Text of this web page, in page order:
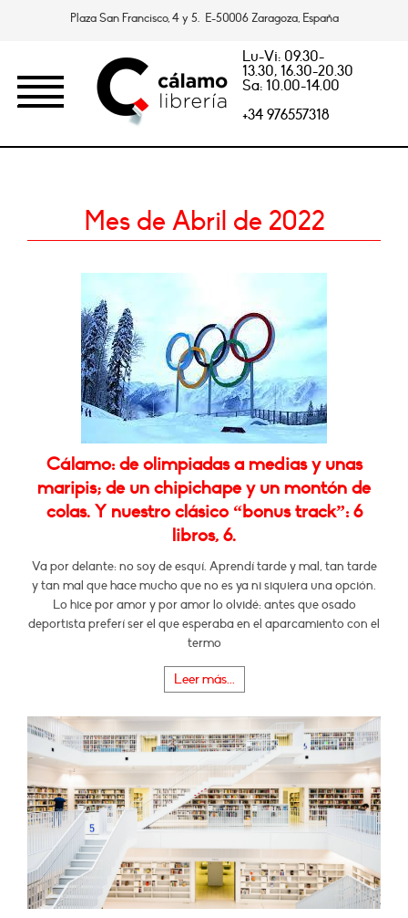
Plaza San Francisco, 4 y 5. E-50006 Zaragoza, España
Lu-Vi: 09.30-
13.30, 16.30-20.30
Sa: 10.00-14.00
+34 976557318
Mes de Abril de 2022
Cálamo: de olimpiadas a medias y unas
maripis; de un chipichape y un montón de
colas. Y nuestro clásico “bonus track”: 6
libros, 6.
Va por delante: no soy de esquí. Aprendí tarde y mal, tan tarde
y tan mal que hace mucho que no es ya ni siquiera una opción.
Lo hice por amor y por amor lo olvidé: antes que osado
deportista preferí ser el que esperaba en el aparcamiento con el
termo
Leer más...